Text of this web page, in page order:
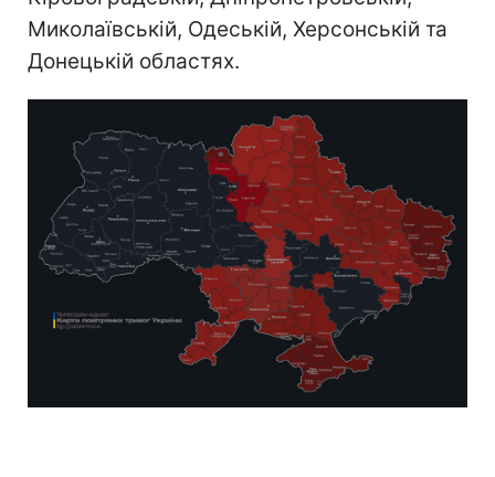
Миколаївській, Одеській, Херсонській та
Донецькій областях.